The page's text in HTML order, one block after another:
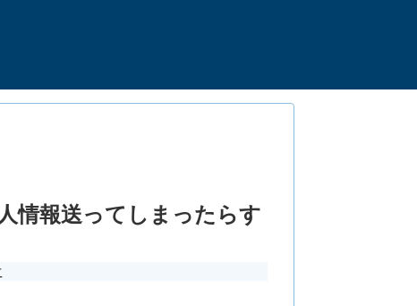
情報送ってしまったらす